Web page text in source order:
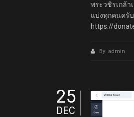
พระวชิรเกล้า
แบ่งทุกคนครั
https://
By: admin
25
DEC